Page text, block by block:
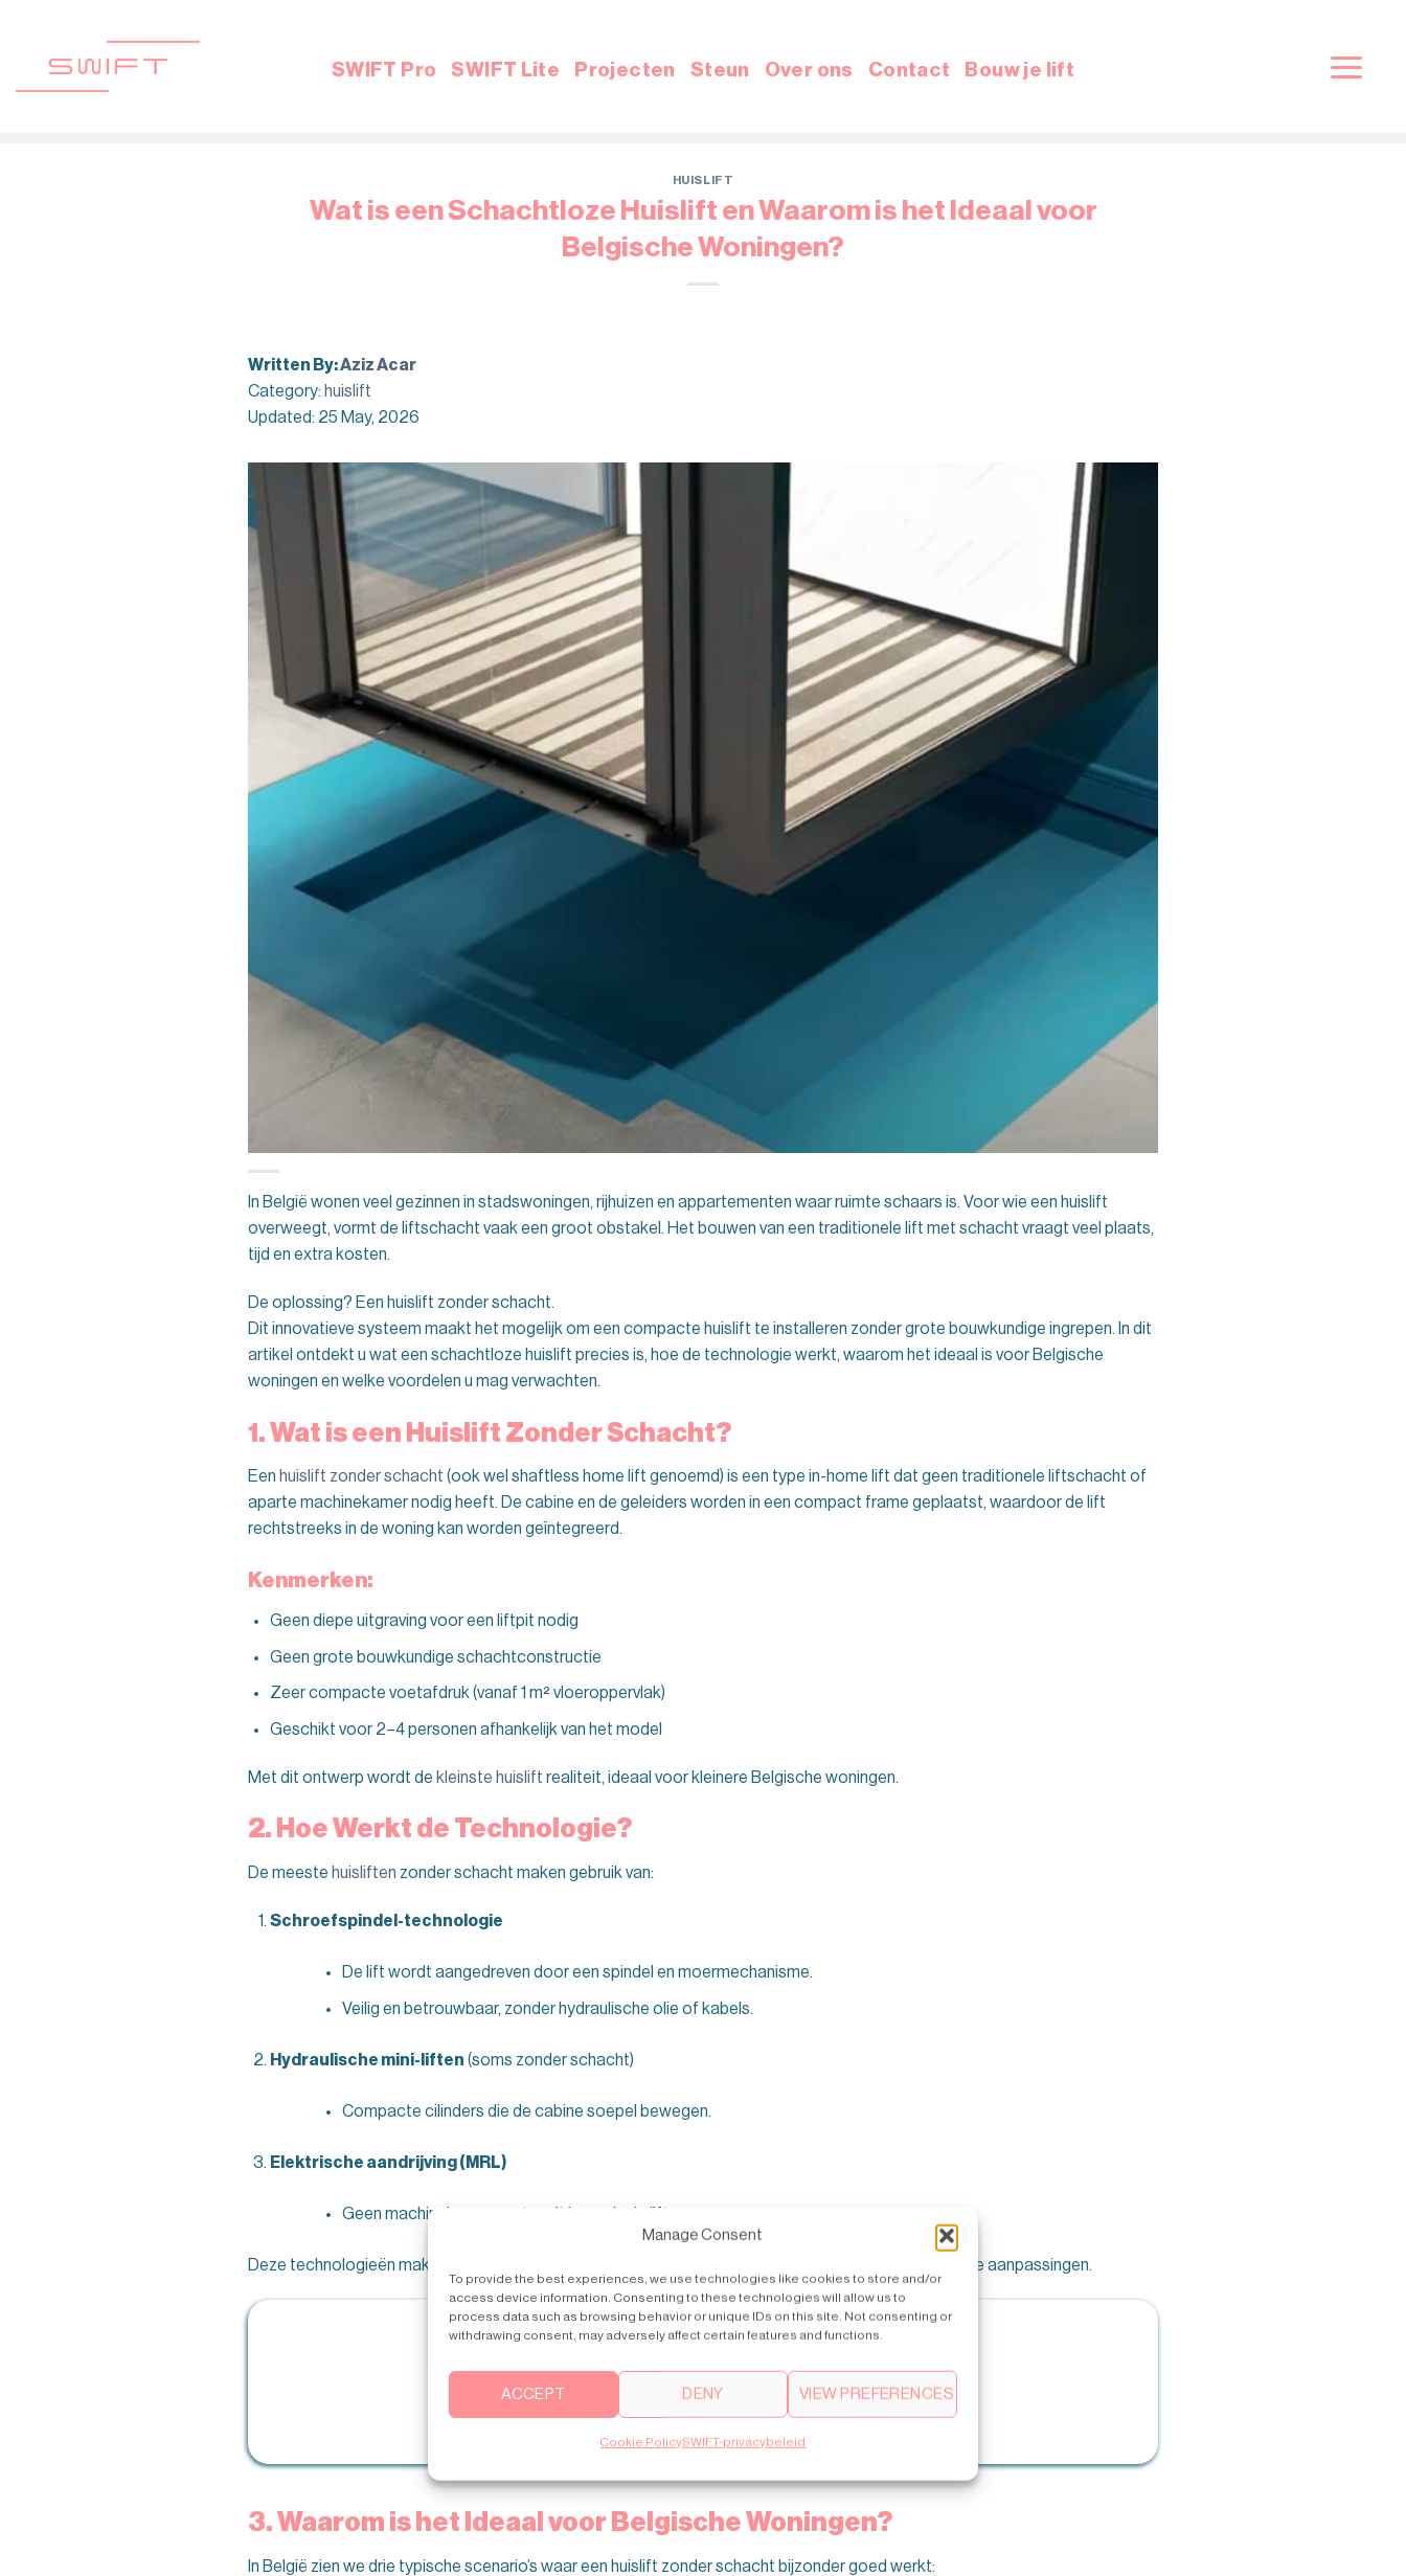
Manage Consent
To provide the best experiences, we use technologies like cookies to store and/or
access device information. Consenting to these technologies will allow us to
process data such as browsing behavior or unique IDs on this site. Not consenting or
withdrawing consent, may adversely affect certain features and functions.
ACCEPT DENY VIEW PREFERENCES
Cookie PolicySWIFT-privacybeleid
content
SWIFT Pro SWIFT Lite Projecten Steun Over ons Contact Bouw je lift
HUISLIFT
Wat is een Schachtloze Huislift en Waarom is het Ideaal voor
Belgische Woningen?
Written By:Aziz Acar
Category: huislift
Updated: 25 May, 2026
In België wonen veel gezinnen in stadswoningen, rijhuizen en appartementen waar ruimte schaars is. Voor wie een huislift
overweegt, vormt de liftschacht vaak een groot obstakel. Het bouwen van een traditionele lift met schacht vraagt veel plaats,
tijd en extra kosten.
De oplossing? Een huislift zonder schacht.
Dit innovatieve systeem maakt het mogelijk om een compacte huislift te installeren zonder grote bouwkundige ingrepen. In dit
artikel ontdekt u wat een schachtloze huislift precies is, hoe de technologie werkt, waarom het ideaal is voor Belgische
woningen en welke voordelen u mag verwachten.
1. Wat is een Huislift Zonder Schacht?
Een huislift zonder schacht (ook wel shaftless home lift genoemd) is een type in-home lift dat geen traditionele liftschacht of
aparte machinekamer nodig heeft. De cabine en de geleiders worden in een compact frame geplaatst, waardoor de lift
rechtstreeks in de woning kan worden geïntegreerd.
Kenmerken:
Geen diepe uitgraving voor een liftpit nodig
Geen grote bouwkundige schachtconstructie
Zeer compacte voetafdruk (vanaf 1 m² vloeroppervlak)
Geschikt voor 2–4 personen afhankelijk van het model
Met dit ontwerp wordt de kleinste huislift realiteit, ideaal voor kleinere Belgische woningen.
2. Hoe Werkt de Technologie?
De meeste huisliften zonder schacht maken gebruik van:
Schroefspindel-technologie
De lift wordt aangedreven door een spindel en moermechanisme.
Veilig en betrouwbaar, zonder hydraulische olie of kabels.
Hydraulische mini-liften (soms zonder schacht)
Compacte cilinders die de cabine soepel bewegen.
Elektrische aandrijving (MRL)
Geen machinekamer, motor zit bovenin de lift.
Deze technologieën maken het mogelijk om de lift direct op de vloer te plaatsen, met slechts minimale aanpassingen.
Welke Lift Past In Úw Huis?
BOUW JE EIGEN LIFT
3. Waarom is het Ideaal voor Belgische Woningen?
In België zien we drie typische scenario’s waar een huislift zonder schacht bijzonder goed werkt: